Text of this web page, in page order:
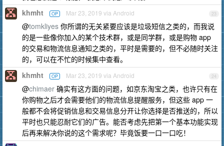
23
khmht OP Mar 23, 2019 via Android
@tomkliyes 你所谓的无关紧要应该是垃圾短信之类的，而我说
的是一些像你加入的某个技术群，或是同学群，或是购物 app
的交易和物流信息通知之类的，平时是需要的，但不必随时关注
的，可以在不忙的时候集中查看。
24
khmht OP Mar 23, 2019 via Android
@chimaer 确实有这方面的问题，如京东淘宝之类，也许只有在
你购物之后才会需要他们的物流信息提醒服务，但这些 app 一
般都不会将促销信息和交易信息分开让你选择是否推送的，所以
平时也只能忍耐它们的广告。能否考虑先把第一个基本功能实现
后再来解决你说的这个需求呢？毕竟饭要一口一口吃！